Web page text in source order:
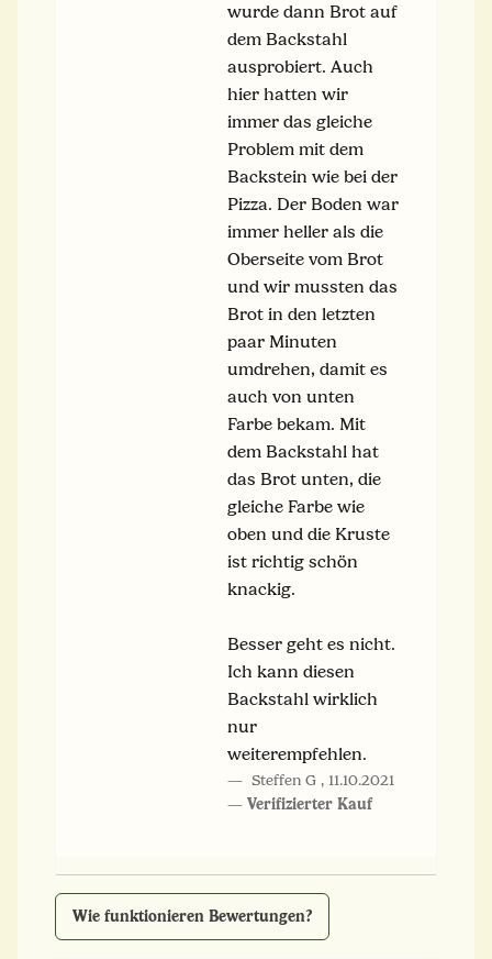
wurde dann Brot auf
dem Backstahl
ausprobiert. Auch
hier hatten wir
immer das gleiche
Problem mit dem
Backstein wie bei der
Pizza. Der Boden war
immer heller als die
Oberseite vom Brot
und wir mussten das
Brot in den letzten
paar Minuten
umdrehen, damit es
auch von unten
Farbe bekam. Mit
dem Backstahl hat
das Brot unten, die
gleiche Farbe wie
oben und die Kruste
ist richtig schön
knackig.
Besser geht es nicht.
Ich kann diesen
Backstahl wirklich
nur
weiterempfehlen.
Steffen G , 11.10.2021
Verifizierter Kauf
Wie funktionieren Bewertungen?